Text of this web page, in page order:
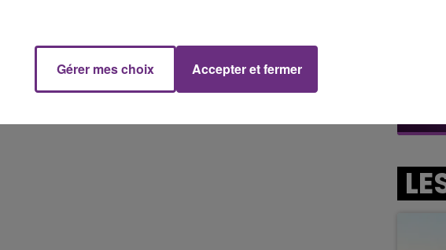
7h00 - 12h00
LE
Gérer mes choix Accepter et fermer